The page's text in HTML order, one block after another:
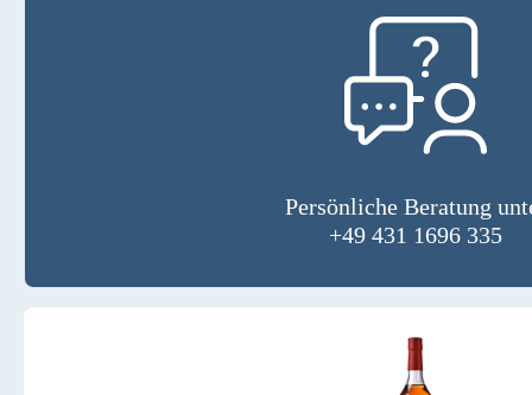
Persönliche Beratung
+49 431 1696 335